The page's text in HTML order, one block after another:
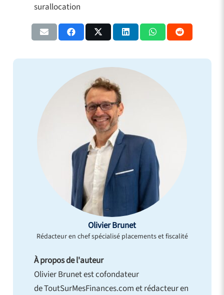
surallocation
Olivier Brunet
Rédacteur en chef spécialisé placements et fiscalité
À propos de l'auteur
Olivier Brunet est cofondateur
de ToutSurMesFinances.com et rédacteur en